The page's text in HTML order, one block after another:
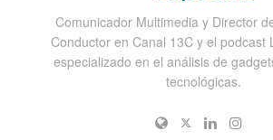
Comunicador Multimedia y Director
Conductor en Canal 13C y el podcast
especializado en el análisis de
tecnológicas.